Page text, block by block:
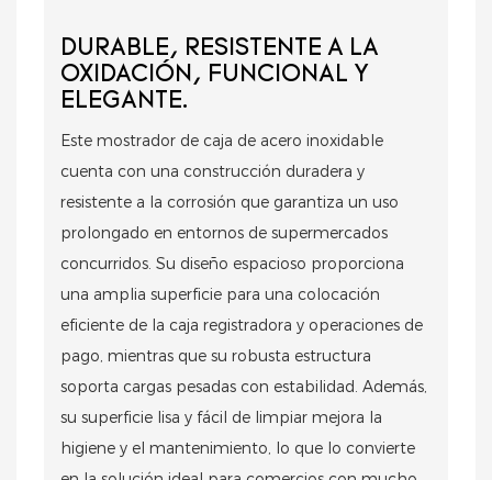
DURABLE, RESISTENTE A LA
OXIDACIÓN, FUNCIONAL Y
ELEGANTE.
Este mostrador de caja de acero inoxidable
cuenta con una construcción duradera y
resistente a la corrosión que garantiza un uso
prolongado en entornos de supermercados
concurridos. Su diseño espacioso proporciona
una amplia superficie para una colocación
eficiente de la caja registradora y operaciones de
pago, mientras que su robusta estructura
soporta cargas pesadas con estabilidad. Además,
su superficie lisa y fácil de limpiar mejora la
higiene y el mantenimiento, lo que lo convierte